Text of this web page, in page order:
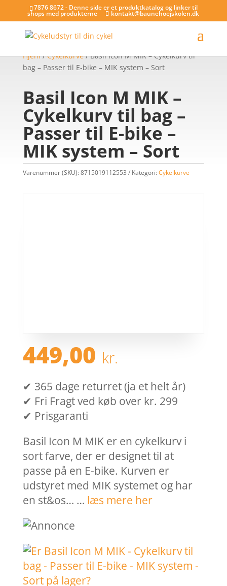
7876 8672 - Denne side er et produktkatalog og linker til
shops med produkterne kontakt@baunehoejskolen.dk
Hjem/Cykelkurve/ Basil Icon M MIK – Cykelkurv til
bag – Passer til E-bike – MIK system – Sort
Basil Icon M MIK –
Cykelkurv til bag –
Passer til E-bike –
MIK system – Sort
Varenummer (SKU):8715019112553 Kategori:Cykelkurve
449,00 kr.
✔ 365 dage returret (ja et helt år)
✔ Fri Fragt ved køb over kr. 299
✔ Prisgaranti
Basil Icon M MIK er en cykelkurv i
sort farve, der er designet til at
passe på en E-bike. Kurven er
udstyret med MIK systemet og har
en st&os… … læs mere her